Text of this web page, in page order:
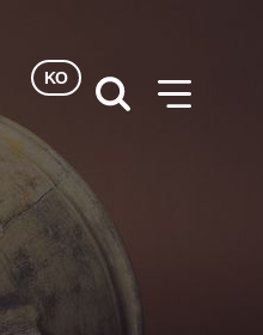
KO
검색
사이트맵